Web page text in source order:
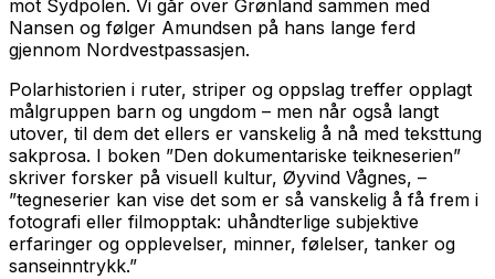
mot Sydpolen. Vi går over Grønland sammen med
Nansen og følger Amundsen på hans lange ferd
gjennom Nordvestpassasjen.
Polarhistorien i ruter, striper og oppslag treffer opplagt
målgruppen barn og ungdom – men når også langt
utover, til dem det ellers er vanskelig å nå med teksttung
sakprosa. I boken ”Den dokumentariske teikneserien”
skriver forsker på visuell kultur, Øyvind Vågnes, –
”tegneserier kan vise det som er så vanskelig å få frem i
fotografi eller filmopptak: uhåndterlige subjektive
erfaringer og opplevelser, minner, følelser, tanker og
sanseinntrykk.”